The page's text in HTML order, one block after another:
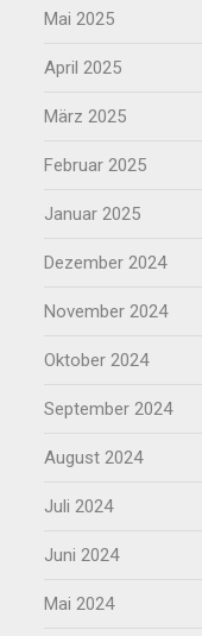
Mai 2025
April 2025
März 2025
Februar 2025
Januar 2025
Dezember 2024
November 2024
Oktober 2024
September 2024
August 2024
Juli 2024
Juni 2024
Mai 2024